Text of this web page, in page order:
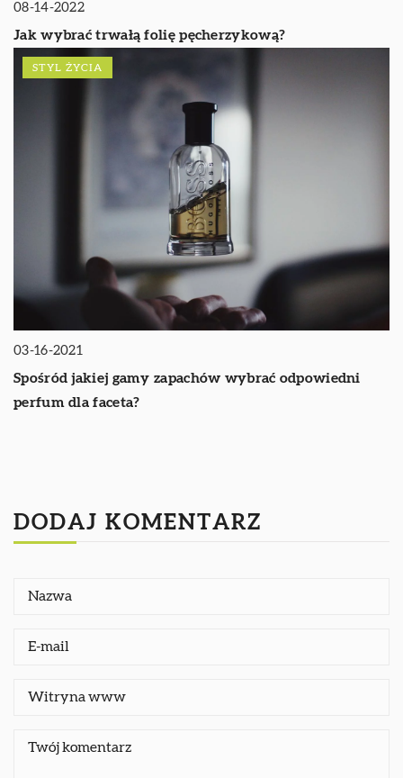
08-14-2022
Jak wybrać trwałą folię pęcherzykową?
STYL ŻYCIA
03-16-2021
Spośród jakiej gamy zapachów wybrać odpowiedni
perfum dla faceta?
DODAJ KOMENTARZ